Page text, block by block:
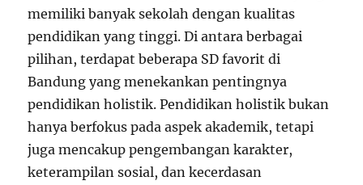
memiliki banyak sekolah dengan kualitas
pendidikan yang tinggi. Di antara berbagai
pilihan, terdapat beberapa SD favorit di
Bandung yang menekankan pentingnya
pendidikan holistik. Pendidikan holistik bukan
hanya berfokus pada aspek akademik, tetapi
juga mencakup pengembangan karakter,
keterampilan sosial, dan kecerdasan